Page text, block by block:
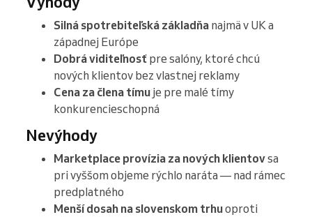
Silná spotrebiteľská základňa najmä v UK a
západnej Európe
Dobrá viditeľnosť pre salóny, ktoré chcú
nových klientov bez vlastnej reklamy
Cena za člena tímu je pre malé tímy
konkurencieschopná
Nevýhody
Marketplace provízia za nových klientovsa
pri vyššom objeme rýchlo naráta — nad rámec
predplatného
Menší dosah na slovenskom trhuoproti